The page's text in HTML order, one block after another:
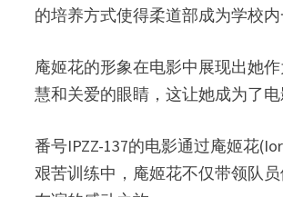
的培养方式使得柔道部成为学校内
庵姬花的形象在电影中展现出她
慧和关爱的眼睛，这让她成为了电
番号IPZZ-137的电影通过庵姬花
艰苦训练中，庵姬花不仅带领队